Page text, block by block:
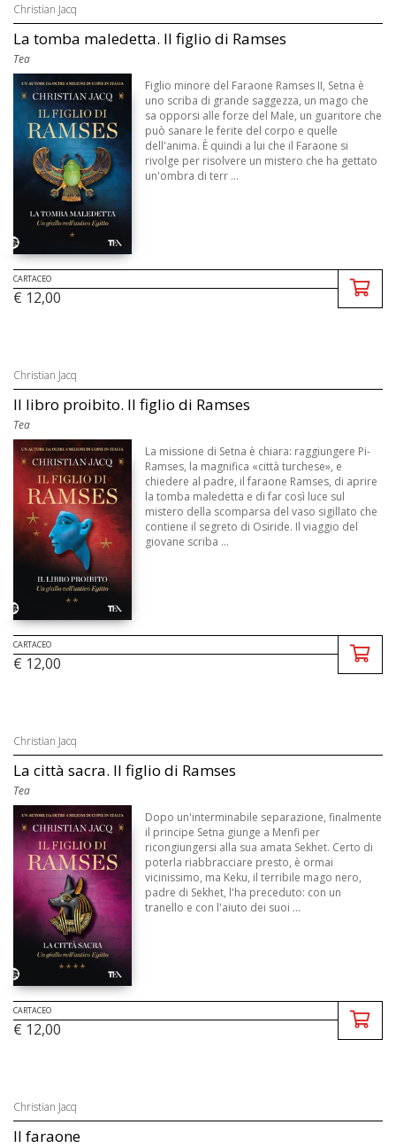
Christian Jacq
La tomba maledetta. Il figlio di Ramses
Tea
Figlio minore del Faraone Ramses II, Setna è
uno scriba di grande saggezza, un mago che
sa opporsi alle forze del Male, un guaritore che
può sanare le ferite del corpo e quelle
dell'anima. È quindi a lui che il Faraone si
rivolge per risolvere un mistero che ha gettato
un'ombra di terr ...
CARTACEO
€ 12,00
Christian Jacq
Il libro proibito. Il figlio di Ramses
Tea
La missione di Setna è chiara: raggiungere Pi-
Ramses, la magnifica «città turchese», e
chiedere al padre, il faraone Ramses, di aprire
la tomba maledetta e di far così luce sul
mistero della scomparsa del vaso sigillato che
contiene il segreto di Osiride. Il viaggio del
giovane scriba ...
CARTACEO
€ 12,00
Christian Jacq
La città sacra. Il figlio di Ramses
Tea
Dopo un'interminabile separazione, finalmente
il principe Setna giunge a Menfi per
ricongiungersi alla sua amata Sekhet. Certo di
poterla riabbracciare presto, è ormai
vicinissimo, ma Keku, il terribile mago nero,
padre di Sekhet, l'ha preceduto: con un
tranello e con l'aiuto dei suoi ...
CARTACEO
€ 12,00
Christian Jacq
Il faraone